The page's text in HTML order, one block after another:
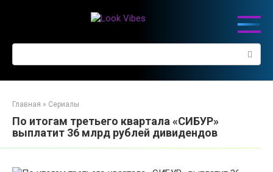
Главная » Сериалы
По итогам третьего квартала «СИБУР»
выплатит 36 млрд рублей дивидендов